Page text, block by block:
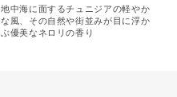
地中海に面するチュニジアの軽やか
な風、その自然や街並みが目に浮か
ぶ優美なネロリの香り